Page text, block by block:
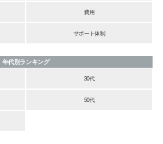
費用
サポート体制
年代別ランキング
30代
50代